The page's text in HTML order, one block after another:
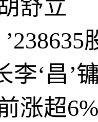
舒立
李‘昌’
涨超